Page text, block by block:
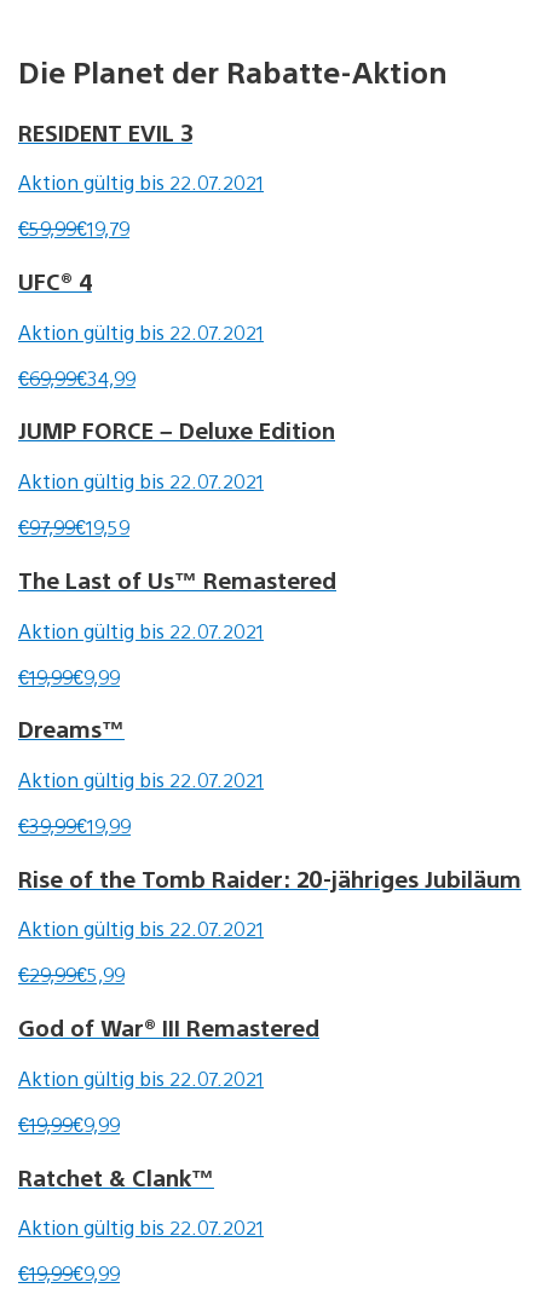
Die Planet der Rabatte-Aktion
RESIDENT EVIL 3
Aktion gültig bis 22.07.2021
€59,99€19,79
UFC® 4
Aktion gültig bis 22.07.2021
€69,99€34,99
JUMP FORCE – Deluxe Edition
Aktion gültig bis 22.07.2021
€97,99€19,59
The Last of Us™ Remastered
Aktion gültig bis 22.07.2021
€19,99€9,99
Dreams™
Aktion gültig bis 22.07.2021
€39,99€19,99
Rise of the Tomb Raider: 20-jähriges Jubiläum
Aktion gültig bis 22.07.2021
€29,99€5,99
God of War® III Remastered
Aktion gültig bis 22.07.2021
€19,99€9,99
Ratchet & Clank™
Aktion gültig bis 22.07.2021
€19,99€9,99